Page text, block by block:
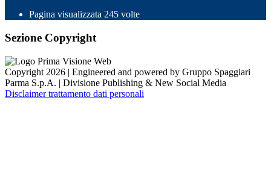
Pagina visualizzata 245 volte
Sezione Copyright
Copyright 2026 | Engineered and powered by Gruppo Spaggiari
Parma S.p.A. | Divisione Publishing & New Social Media
Disclaimer trattamento dati personali